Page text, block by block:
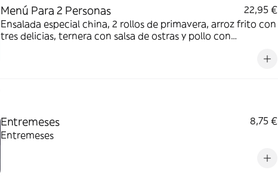
Menú Para 2 Personas
22,95 €
Ensalada especial china, 2 rollos de primavera, arroz frito con
tres delicias, ternera con salsa de ostras y pollo con
Entremeses
8,75 €
Entremeses